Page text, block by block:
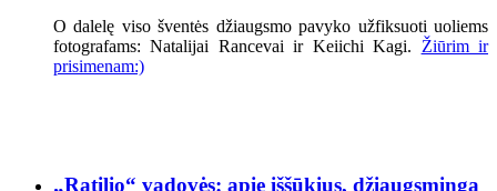
O dalelę viso šventės džiaugsmo pavyko užfiksuoti uoliems
fotografams: Natalijai Rancevai ir Keiichi Kagi. Žiūrim ir
prisimenam:)
„Ratilio“ vadovės: apie iššūkius, džiaugsmingą